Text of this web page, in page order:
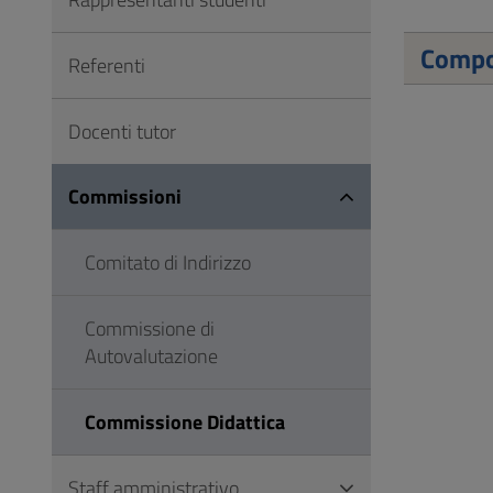
FooterReferenti
Docenti tutor
Commissioni
Comitato di Indirizzo
Commissione di
Autovalutazione
Commissione Didattica